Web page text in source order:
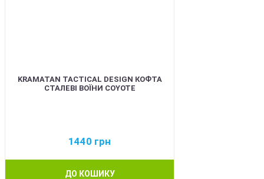
KRAMATAN TACTICAL DESIGN КОФТА
СТАЛЕВІ ВОЇНИ COYOTE
1440 грн
ДО КОШИКУ